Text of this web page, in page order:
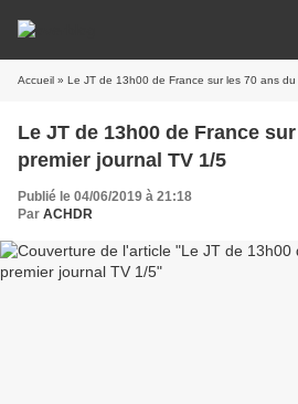
Accueil » Le JT de 13h00 de France sur les 70 ans du
Le JT de 13h00 de France
premier journal TV 1/5
Publié le 04/06/2019 à 21:18
Par ACHDR